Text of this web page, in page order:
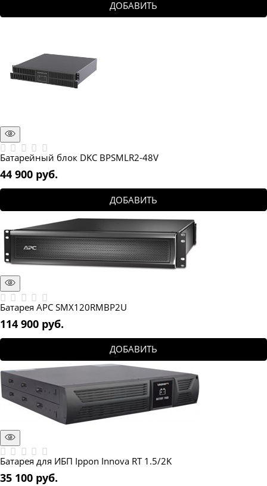
ДОБАВИТЬ
Батарейный блок DKC BPSMLR2-48V
44 900 руб.
ДОБАВИТЬ
Батарея APC SMX120RMBP2U
114 900 руб.
ДОБАВИТЬ
Батарея для ИБП Ippon Innova RT 1.5/2K
35 100 руб.